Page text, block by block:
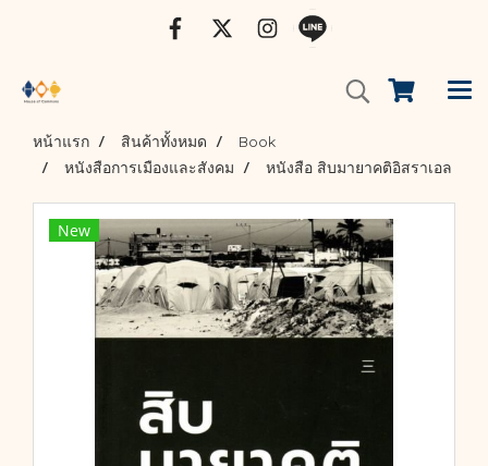
หน้าแรก สินค้าทั้งหมด
Book
หนังสือการเมืองและสังคม
หนังสือ​ สิบมายาคติอิสราเอล
New